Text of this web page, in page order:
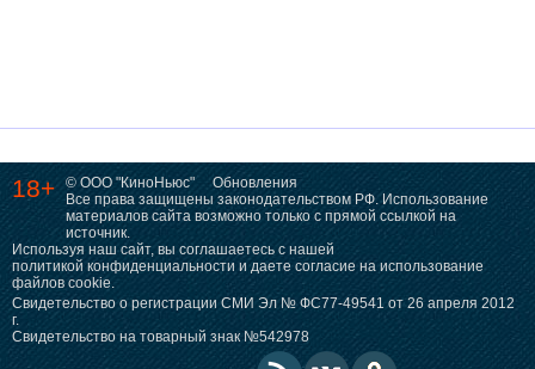
18+ © ООО "КиноНьюс"
Обновления
Все права защищены законодательством РФ. Использование
материалов сайта возможно только с прямой ссылкой на
источник.
Используя наш сайт, вы соглашаетесь с нашей
политикой конфиденциальности и даете согласие на использование
файлов cookie.
Свидетельство о регистрации СМИ Эл № ФС77-49541 от 26 апреля 2012
г.
Свидетельство на товарный знак №542978